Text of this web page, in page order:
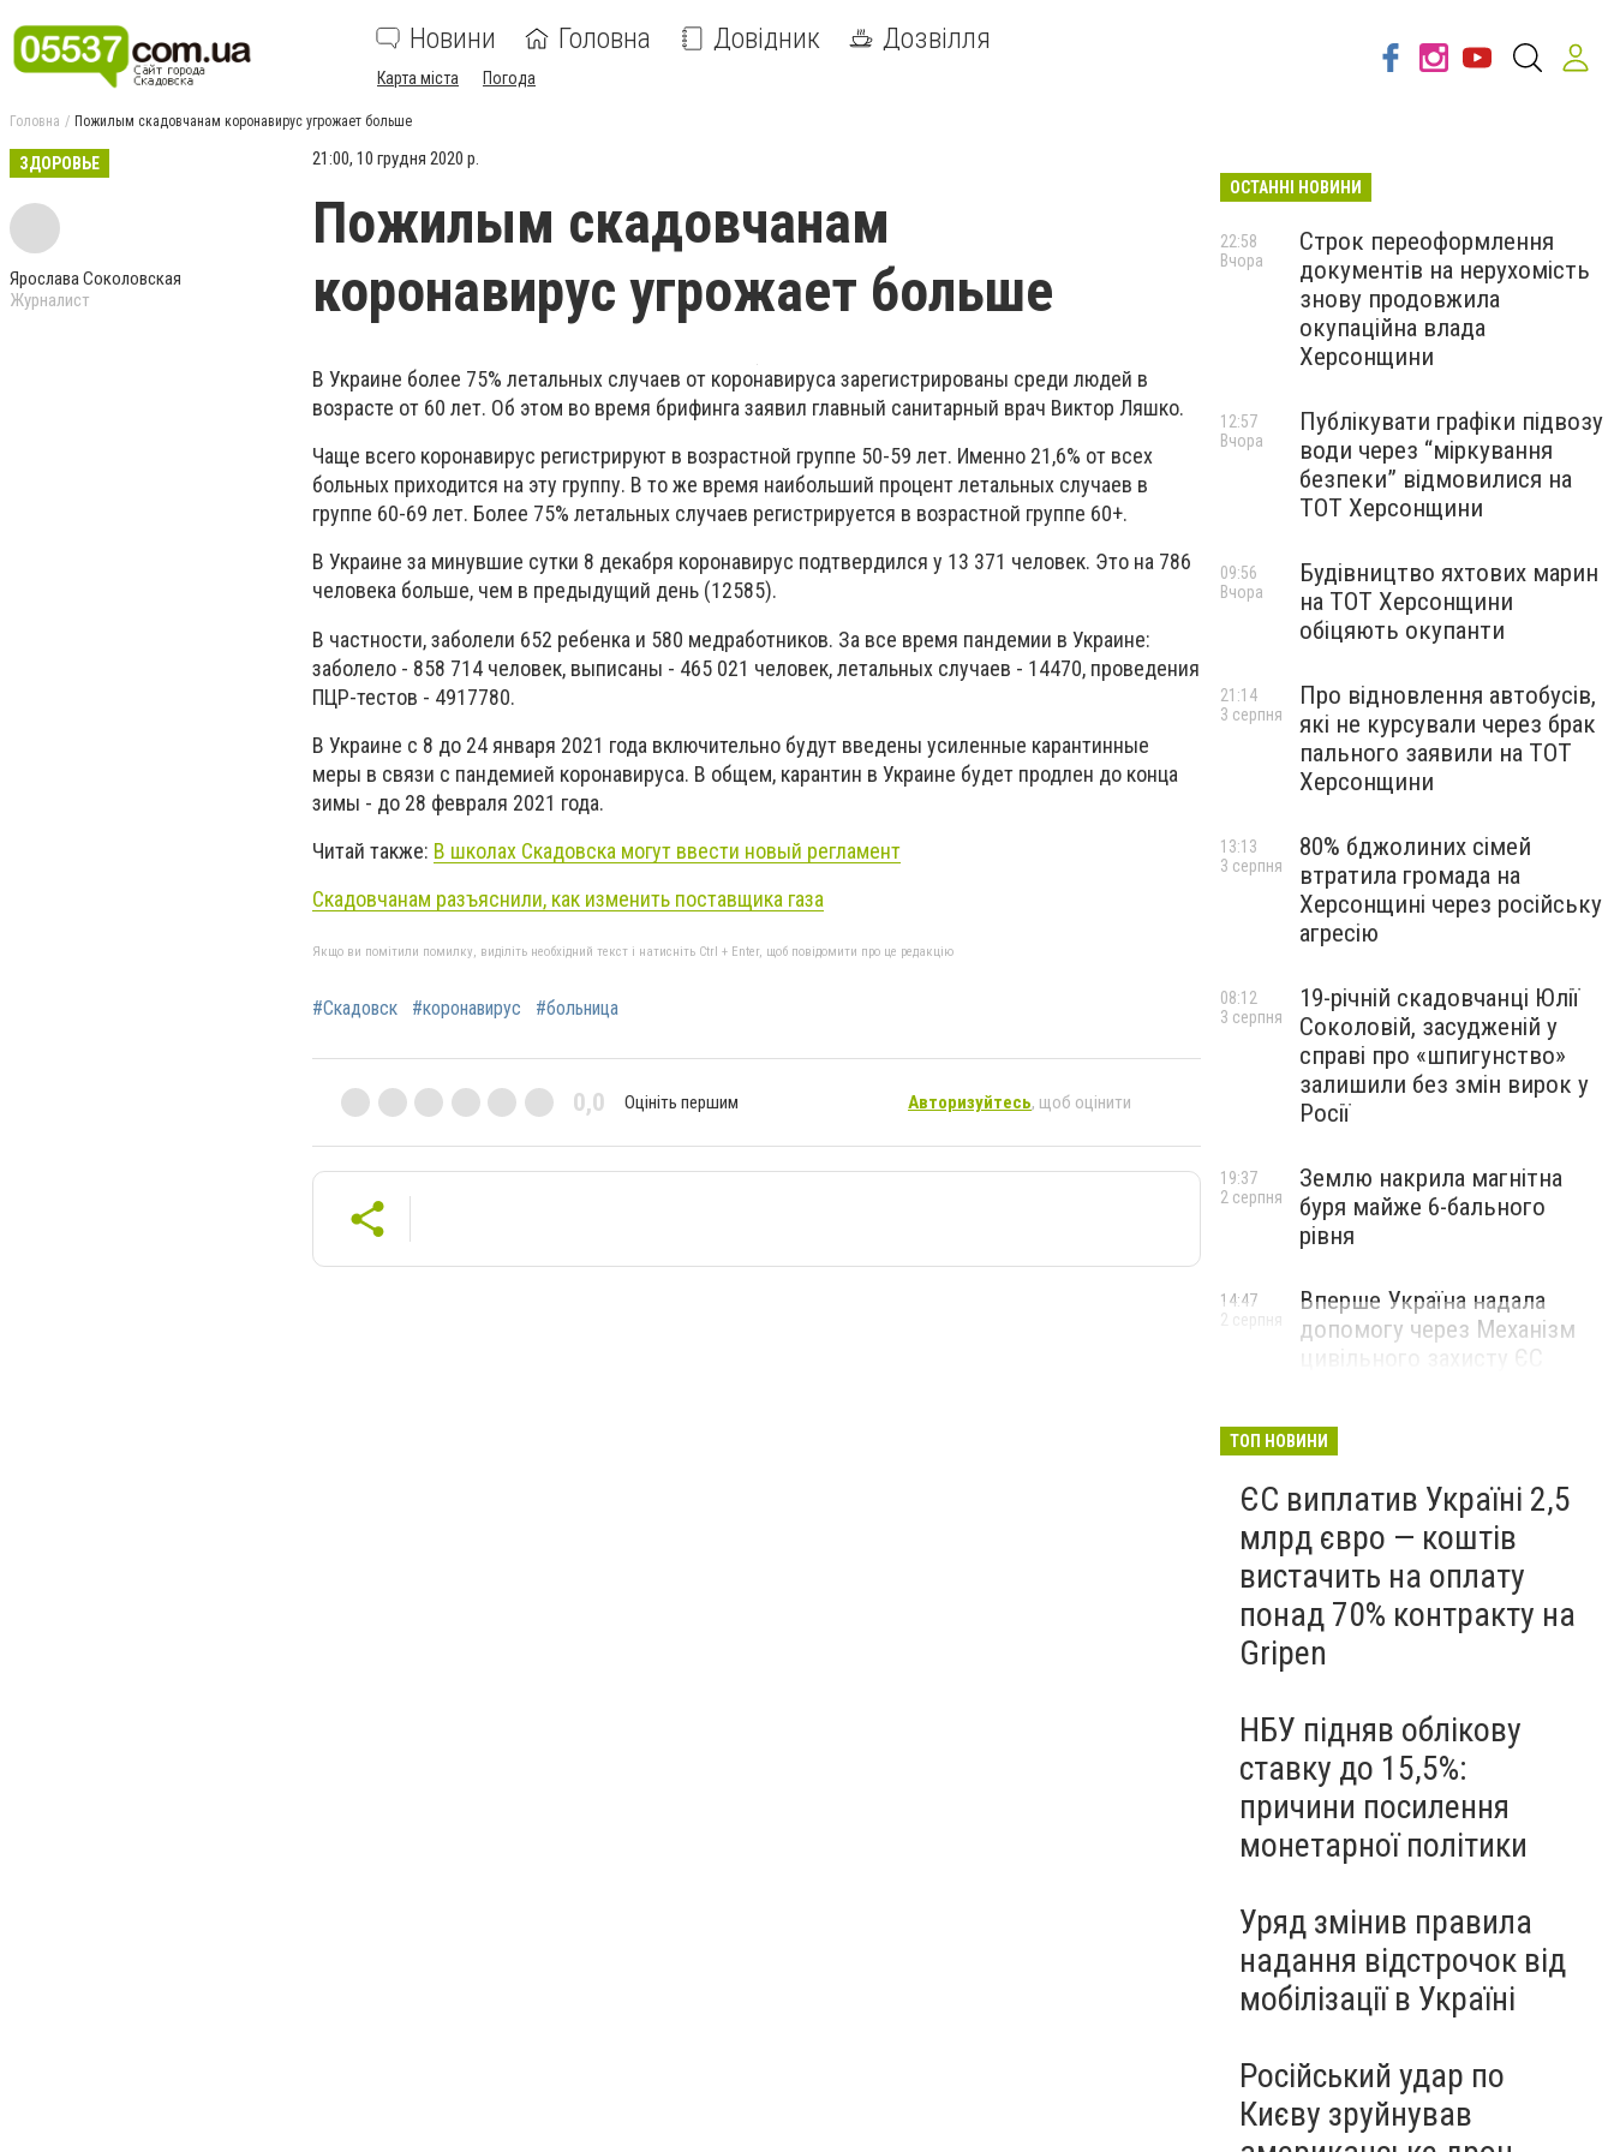
Новини Головна Довідник Дозвілля
Карта міста Погода
Головна Пожилым скадовчанам коронавирус угрожает больше
ЗДОРОВЬЕ
Ярослава Соколовская
Журналист
21:00, 10 грудня 2020 р.
Пожилым скадовчанам
коронавирус угрожает больше
В Украине более 75% летальных случаев от коронавируса зарегистрированы среди людей в
возрасте от 60 лет. Об этом во время брифинга заявил главный санитарный врач Виктор Ляшко.
Чаще всего коронавирус регистрируют в возрастной группе 50-59 лет. Именно 21,6% от всех
больных приходится на эту группу. В то же время наибольший процент летальных случаев в
группе 60-69 лет. Более 75% летальных случаев регистрируется в возрастной группе 60+.
В Украине за минувшие сутки 8 декабря коронавирус подтвердился у 13 371 человек. Это на 786
человека больше, чем в предыдущий день (12585).
В частности, заболели 652 ребенка и 580 медработников. За все время пандемии в Украине:
заболело - 858 714 человек, выписаны - 465 021 человек, летальных случаев - 14470, проведения
ПЦР-тестов - 4917780.
В Украине с 8 до 24 января 2021 года включительно будут введены усиленные карантинные
меры в связи с пандемией коронавируса. В общем, карантин в Украине будет продлен до конца
зимы - до 28 февраля 2021 года.
Читай также: В школах Скадовска могут ввести новый регламент
Скадовчанам разъяснили, как изменить поставщика газа
Якщо ви помітили помилку, виділіть необхідний текст і натисніть Ctrl + Enter, щоб повідомити про це редакцію
#Скадовск #коронавирус #больница
0,0 Оцініть першим Авторизуйтесь, щоб оцінити
ОСТАННІ НОВИНИ
Строк переоформлення
документів на нерухомість
знову продовжила
окупаційна влада
Херсонщини
22:58
Вчора
Публікувати графіки підвозу
води через “міркування
безпеки” відмовилися на
ТОТ Херсонщини
12:57
Вчора
Будівництво яхтових марин
на ТОТ Херсонщини
обіцяють окупанти
09:56
Вчора
Про відновлення автобусів,
які не курсували через брак
пального заявили на ТОТ
Херсонщини
21:14
3 серпня
80% бджолиних сімей
втратила громада на
Херсонщині через російську
агресію
13:13
3 серпня
19-річній скадовчанці Юлії
Соколовій, засудженій у
справі про «шпигунство»
залишили без змін вирок у
Росії
08:12
3 серпня
Землю накрила магнітна
буря майже 6-бального
рівня
19:37
2 серпня
Вперше Україна надала
допомогу через Механізм
цивільного захисту ЄС
14:47
2 серпня
ТОП НОВИНИ
ЄС виплатив Україні 2,5
млрд євро — коштів
вистачить на оплату
понад 70% контракту на
Gripen
НБУ підняв облікову
ставку до 15,5%:
причини посилення
монетарної політики
Уряд змінив правила
надання відстрочок від
мобілізації в Україні
Російський удар по
Києву зруйнував